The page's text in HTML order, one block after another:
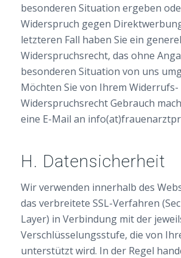
besonderen Situation ergeben
Widerspruch gegen
letzteren Fall haben Sie ein
Widerspruchsrecht, das ohne
besonderen Situation von uns
Möchten Sie von Ihrem
Widerspruchsrecht Gebrauch
eine E-Mail an
H. Datensicherheit
Wir verwenden innerhalb des
das verbreitete SSL-Verfahren
Layer) in Verbindung mit der
Verschlüsselungsstufe, die von
unterstützt wird. In der Regel